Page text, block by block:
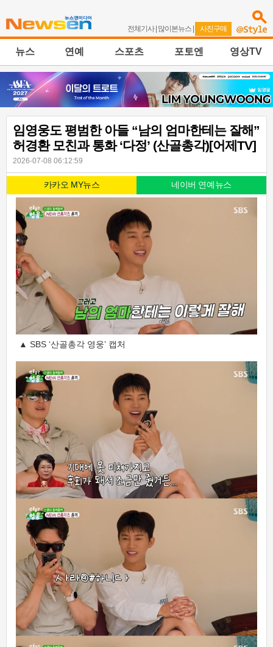
전체기사| 많이본뉴스 | 사진구매
뉴스 연예 스포츠 포토엔 영상TV
임영웅도 평범한 아들 “남의 엄마한테는 잘해”
허경환 모친과 통화 ‘다정’ (산골총각)[어제TV]
2026-07-08 06:12:59
카카오 MY뉴스 네이버 연예뉴스
▲ SBS ‘산골총각 영웅’ 캡처